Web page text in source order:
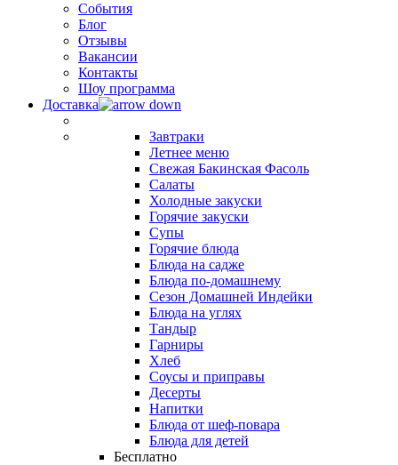
События
Блог
Отзывы
Вакансии
Контакты
Шоу программа
Доставка
Завтраки
Летнее меню
Свежая Бакинская Фасоль
Салаты
Холодные закуски
Горячие закуски
Супы
Горячие блюда
Блюда на садже
Блюда по-домашнему
Сезон Домашней Индейки
Блюда на углях
Тандыр
Гарниры
Хлеб
Соусы и приправы
Десерты
Напитки
Блюда от шеф-повара
Блюда для детей
Бесплатно